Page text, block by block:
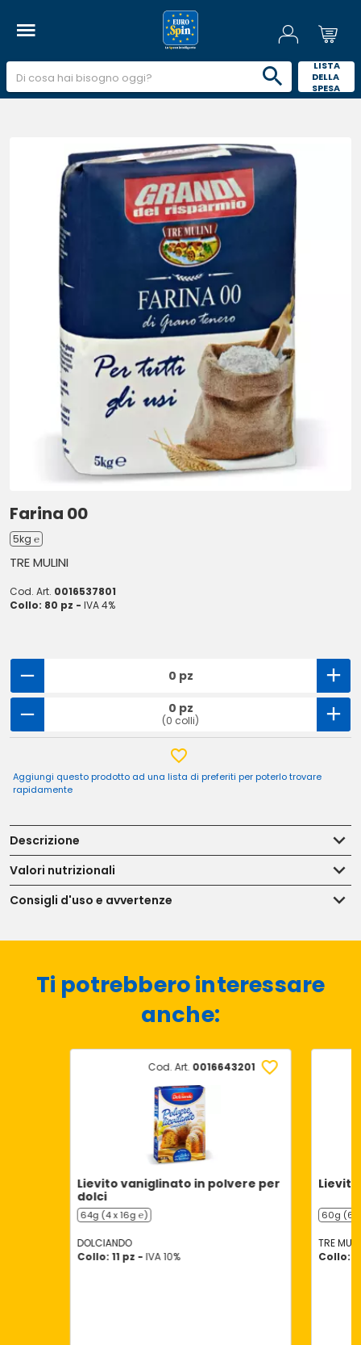
LISTA
DELLA
SPESA
Farina 00
5kg ℮
TRE MULINI
Cod. Art. 0016537801
Collo: 80 pz - IVA 4%
0 pz
0 pz
(0 colli)
Aggiungi questo prodotto ad una lista di preferiti per poterlo trovare
rapidamente
Descrizione
Valori nutrizionali
Consigli d'uso e avvertenze
Ti potrebbero interessare
anche:
Cod. Art. 0016643201
Lievito vaniglinato in polvere per
dolci
64g (4 x 16g ℮)
DOLCIANDO
Collo: 11 pz - IVA 10%
60g (6
TRE
Collo: